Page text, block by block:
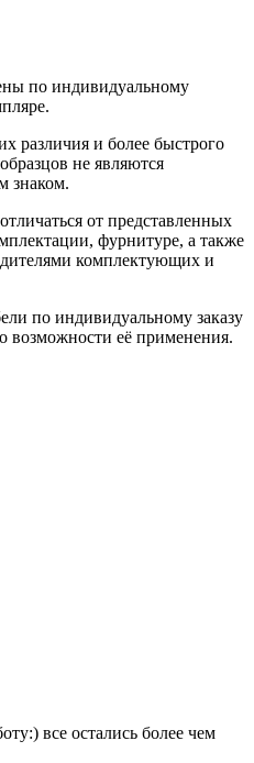
по индивидуальному
различия и более быстрого
не являются
знаком.
от представленных
фурнитуре, а также
комплектующих и
по индивидуальному заказу
возможности её применения.
все остались более чем